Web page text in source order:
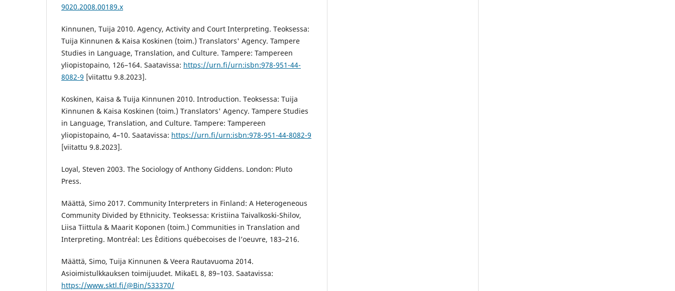
9020.2008.00189.x
Kinnunen, Tuija 2010. Agency, Activity and Court Interpreting. Teoksessa:
Tuija Kinnunen & Kaisa Koskinen (toim.) Translators' Agency. Tampere
Studies in Language, Translation, and Culture. Tampere: Tampereen
yliopistopaino, 126–164. Saatavissa: https://urn.fi/urn:isbn:978-951-44-
8082-9 [viitattu 9.8.2023].
Koskinen, Kaisa & Tuija Kinnunen 2010. Introduction. Teoksessa: Tuija
Kinnunen & Kaisa Koskinen (toim.) Translators' Agency. Tampere Studies
in Language, Translation, and Culture. Tampere: Tampereen
yliopistopaino, 4–10. Saatavissa: https://urn.fi/urn:isbn:978-951-44-8082-9
[viitattu 9.8.2023].
Loyal, Steven 2003. The Sociology of Anthony Giddens. London: Pluto
Press.
Määttä, Simo 2017. Community Interpreters in Finland: A Heterogeneous
Community Divided by Ethnicity. Teoksessa: Kristiina Taivalkoski-Shilov,
Liisa Tiittula & Maarit Koponen (toim.) Communities in Translation and
Interpreting. Montréal: Les Èditions québecoises de l’oeuvre, 183–216.
Määttä, Simo, Tuija Kinnunen & Veera Rautavuoma 2014.
Asioimistulkkauksen toimijuudet. MikaEL 8, 89–103. Saatavissa:
https://www.sktl.fi/@Bin/533370/